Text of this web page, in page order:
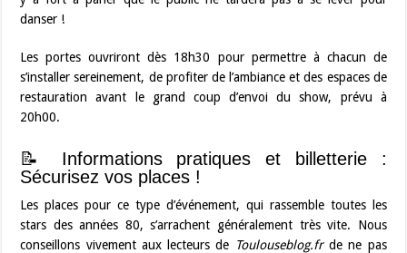
danser !
Les portes ouvriront dès 18h30 pour permettre à chacun de
s’installer sereinement, de profiter de l’ambiance et des espaces de
restauration avant le grand coup d’envoi du show, prévu à
20h00.
📝 Informations pratiques et billetterie :
Sécurisez vos places !
Les places pour ce type d’événement, qui rassemble toutes les
stars des années 80, s’arrachent généralement très vite. Nous
conseillons vivement aux lecteurs de Toulouseblog.frde ne pas